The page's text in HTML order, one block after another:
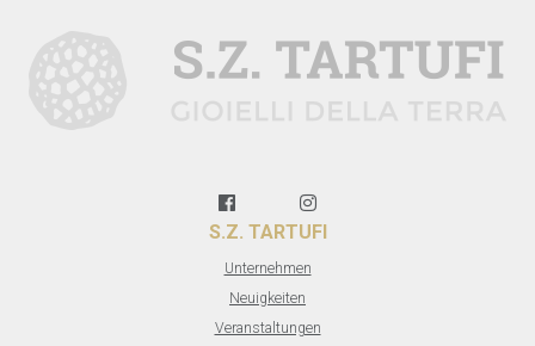
S.Z. TARTUFI
Unternehmen
Neuigkeiten
Veranstaltungen